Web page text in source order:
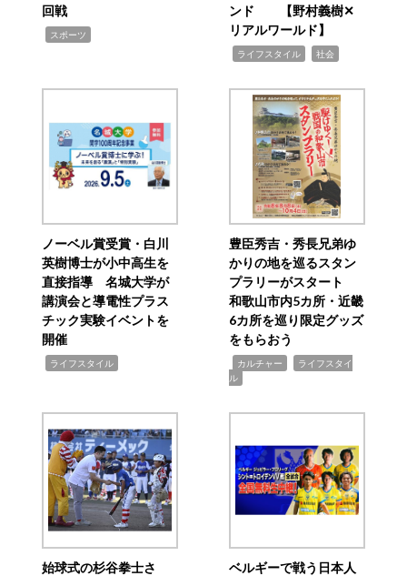
回戦
スポーツ
ンド 【野村義樹✕
リアルワールド】
ライフスタイル 社会
ノーベル賞受賞・白川
英樹博士が小中高生を
直接指導 名城大学が
講演会と導電性プラス
チック実験イベントを
開催
ライフスタイル
豊臣秀吉・秀長兄弟ゆ
かりの地を巡るスタン
プラリーがスタート
和歌山市内5カ所・近畿
6カ所を巡り限定グッズ
をもらおう
カルチャー
ライフスタイ
ル
始球式の杉谷拳士さ
ベルギーで戦う日本人